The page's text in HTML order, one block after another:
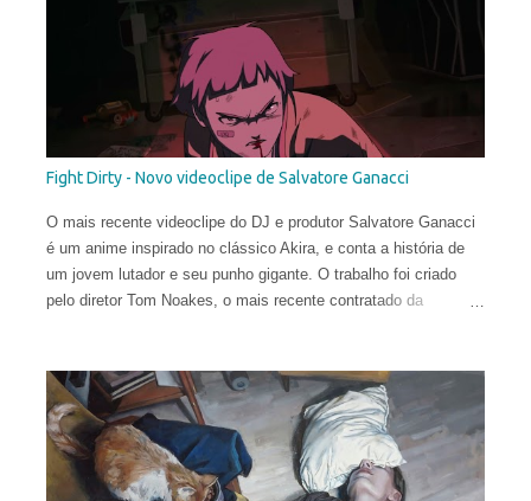
Fight Dirty - Novo videoclipe de Salvatore Ganacci
O mais recente videoclipe do DJ e produtor Salvatore Ganacci
é um anime inspirado no clássico Akira, e conta a história de
um jovem lutador e seu punho gigante. O trabalho foi criado
pelo diretor Tom Noakes, o mais recente contratado da
Trub Animation.